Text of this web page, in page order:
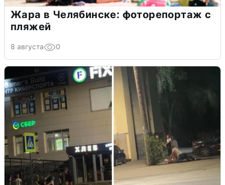
Жара в Челябинске: фоторепортаж с
пляжей
8 августа 0